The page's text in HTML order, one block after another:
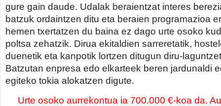
gure gain daude. Udalak beraientzat interes
batzuk ordaintzen ditu eta beraien programazioa
hemen txertatzen du baina ez dago urte osoko
poltsa zehatzik. Dirua ekitaldien sarreretatik,
duenetik eta kanpotik lortzen ditugun diru-
Batzutan enpresa edo elkarteek beren jardunaldi
egiteko tokia alokatzen digute.
Urte osoko aurrekontua ia 700.000 €-koa da.